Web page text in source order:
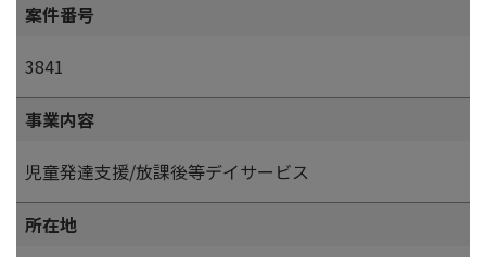
案件番号
3841
事業内容
児童発達支援/放課後等デイサービス
所在地